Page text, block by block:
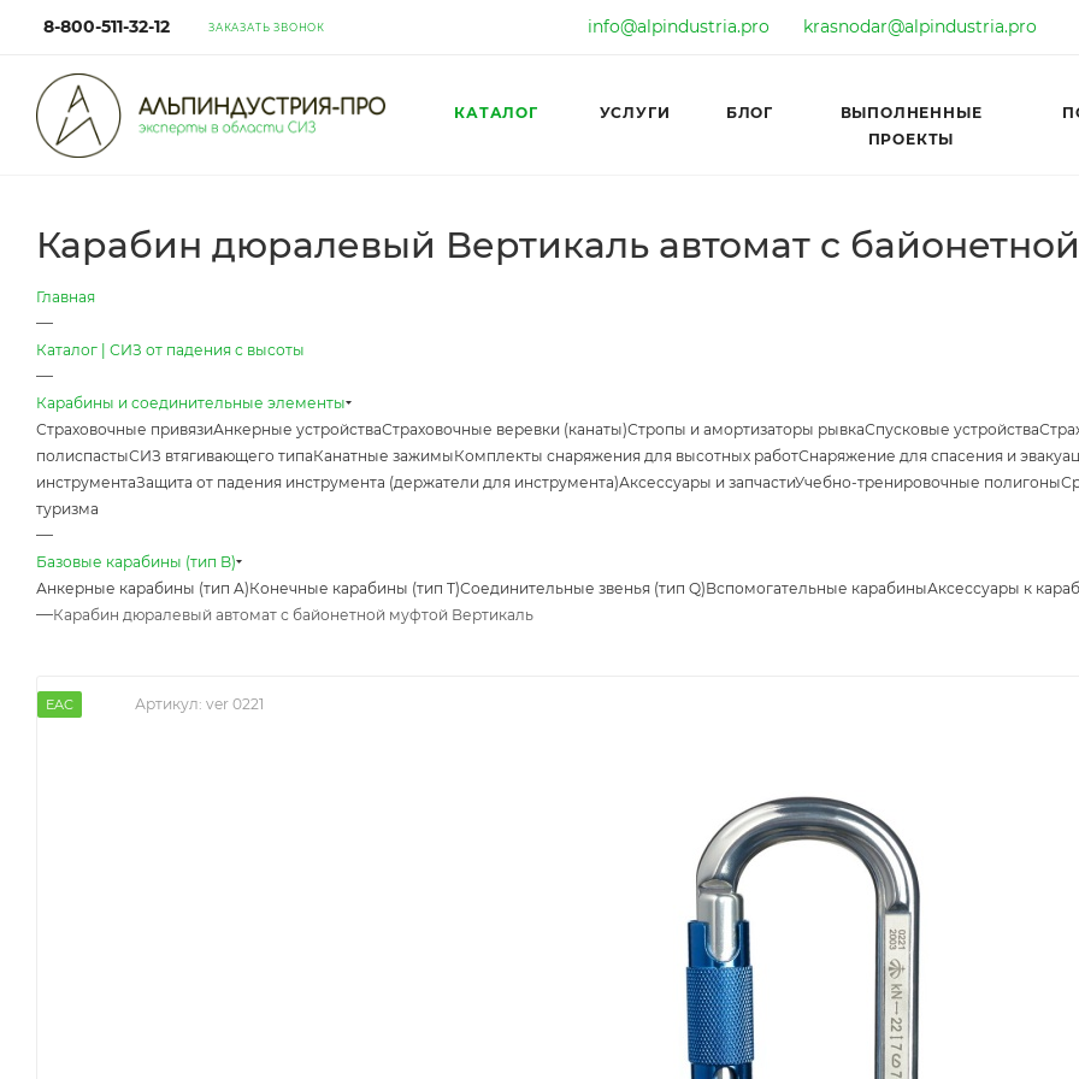
8-800-511-32-12 ЗАКАЗАТЬ ЗВОНОК info@alpindustria.pro krasnodar@alpindustria.pro
КАТАЛОГ УСЛУГИ БЛОГ
ВЫПОЛНЕННЫЕ
ПРОЕКТЫ
Карабин дюралевый Вертикаль автомат с
Главная
—
Каталог | СИЗ от падения с высоты
—
Карабины и соединительные элементы
Страховочные привязиАнкерные устройстваСтраховочные веревки (канаты)Стропы и амортизаторы рывкаСпусковые устройства
полиспастыСИЗ втягивающего типаКанатные зажимыКомплекты снаряжения для высотных работСнаряжение для спасения и
инструментаЗащита от падения инструмента (держатели для инструмента)Аксессуары и запчастиУчебно-тренировочные полигоны
туризма
—
Базовые карабины (тип B)
Анкерные карабины (тип A)Конечные карабины (тип T)Соединительные звенья (тип Q)Вспомогательные карабиныАксессуары к
—Карабин дюралевый автомат с байонетной муфтой Вертикаль
EAC Артикул: ver 0221